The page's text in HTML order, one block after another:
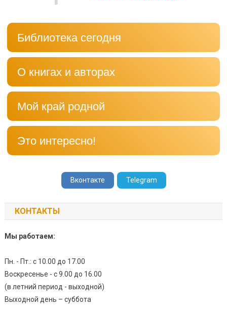
Библиотека сегодня
О книгах и авторах
Мой край родной
Это интересно!
Вконтакте Telegram
КОНТАКТЫ
Мы работаем:
Пн. - Пт.: с 10.00 до 17.00
Воскресенье - с 9.00 до 16.00
(в летний период - выходной)
Выходной день – суббота